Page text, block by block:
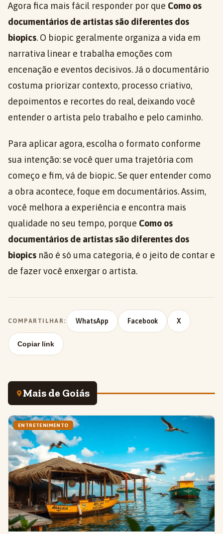
Agora fica mais fácil responder por que Como os
documentários de artistas são diferentes dos
biopics. O biopic geralmente organiza a vida em
narrativa linear e trabalha emoções com
encenação e eventos decisivos. Já o documentário
costuma priorizar contexto, processo criativo,
depoimentos e recortes do real, deixando você
entender o artista pelo trabalho e pelo caminho.
Para aplicar agora, escolha o formato conforme
sua intenção: se você quer uma trajetória com
começo e fim, vá de biopic. Se quer entender como
a obra acontece, foque em documentários. Assim,
você melhora a experiência e encontra mais
qualidade no seu tempo, porque Como os
documentários de artistas são diferentes dos
biopics não é só uma categoria, é o jeito de contar e
de fazer você enxergar o artista.
COMPARTILHAR: WhatsApp Facebook X
Copiar link
Mais de Goiás
ENTRETENIMENTO